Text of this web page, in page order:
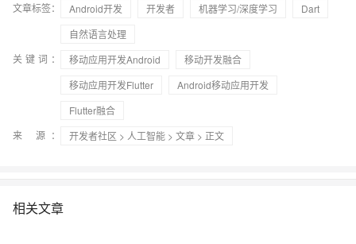
文章标签： Android开发 开发者 机器学习/深度学习
Dart
自然语言处理
关键词：
移动应用开发Android
移动开发融合
移动应用开发Flutter
Android移动应用开发
Flutter融合
来 源：
开发者社区 > 人工智能 > 文章 > 正文
相关文章